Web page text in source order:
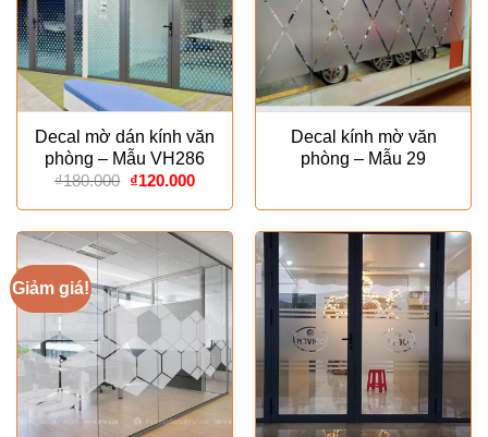
Decal mờ dán kính văn
phòng – Mẫu VH286
₫180.000 Giá
là:
₫180.000.
₫120.000Giá
tại
là:
₫120.000.
Decal kính mờ văn
phòng – Mẫu 29
Giảm giá!